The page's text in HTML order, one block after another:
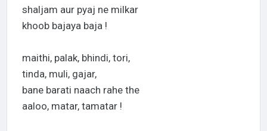
shaljam aur pyaj ne milkar
khoob bajaya baja !
maithi, palak, bhindi, tori,
tinda, muli, gajar,
bane barati naach rahe the
aaloo, matar, tamatar !